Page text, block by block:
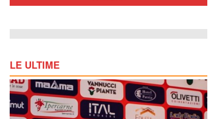
LE ULTIME